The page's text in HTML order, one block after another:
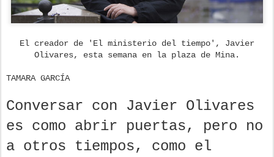
El creador de 'El ministerio del tiempo', Javier
Olivares, esta semana en la plaza de Mina.
TAMARA GARCÍA
Conversar con Javier Olivares
es como abrir puertas, pero no
a otros tiempos, como el